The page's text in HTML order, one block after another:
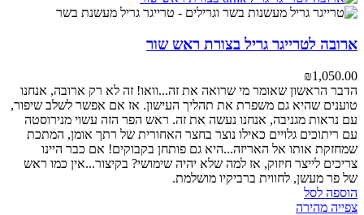
ארובה לטרייגר גריל בצורת ראש שור
₪1,050.00
הדבר הראשון שאומר מי שרואה את זה...וואו! זה לא רק ארובה, אנחנו
טוענים שהיא גם משפרת את תהליך העישון. אז אם אפשר לשלב שיפור,
עם נראות מגניבה, אנחנו נעשה את זה. ראש הפר הזה עשוי מנירוסטה
עם ריתוכים גלויים כאילו נוצר בחצר האחורית של רתך אומן, המתכת
שמחזקת אותו אל האריזה...היא גם פותחן בקבוקים! אם כבר היינו
צריכים לייצר חיזוק, אז למה שלא יהיה שימושי? בקיצור...אין כמו ראש
של פר מעשן, לחווית ברביקיו מושלמת.
הוספה לסל
צפייה מהירה